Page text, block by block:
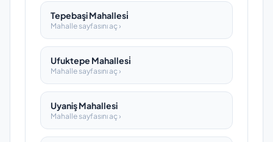
Tepebaşi Mahallesi̇
Mahalle sayfasını aç ›
Ufuktepe Mahallesi̇
Mahalle sayfasını aç ›
Uyaniş Mahallesi
Mahalle sayfasını aç ›